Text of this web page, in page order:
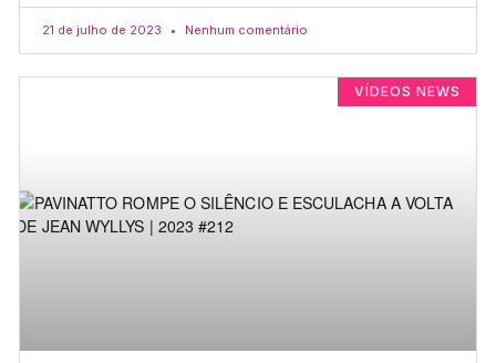
21 de julho de 2023 Nenhum comentário
VÍDEOS NEWS